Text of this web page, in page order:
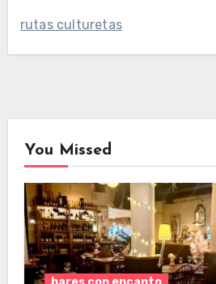
rutas culturetas
You Missed